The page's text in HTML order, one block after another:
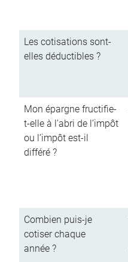
Les cotisations sont-
elles déductibles ?
Mon épargne fructifie-
t-elle à l’abri de l’impôt
ou l’impôt est-il
différé ?
Combien puis-je
cotiser chaque
année ?